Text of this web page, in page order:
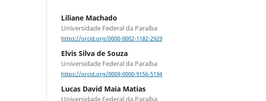
Liliane Machado
Universidade Federal da Paraíba
https://orcid.org/0000-0002-1182-2929
Elvis Silva de Souza
Universidade Federal da Paraíba
https://orcid.org/0009-0000-9156-5194
Lucas David Maia Matias
Universidade Federal da Paraíba